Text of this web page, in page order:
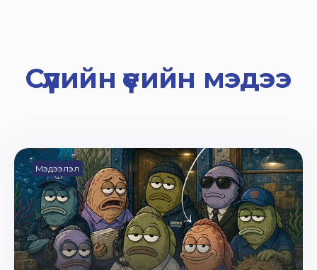
Сүүлийн үеийн мэдээ
Мэдээлэл